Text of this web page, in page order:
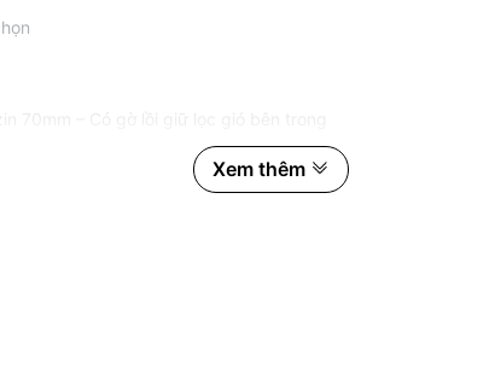
Xem thêm